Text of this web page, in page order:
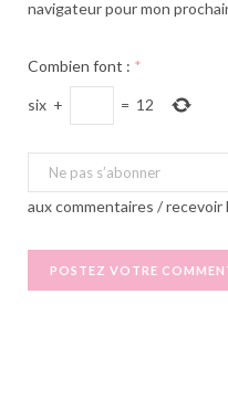
navigateur pour mon
Combien font : *
six + = 12
aux commentaires /